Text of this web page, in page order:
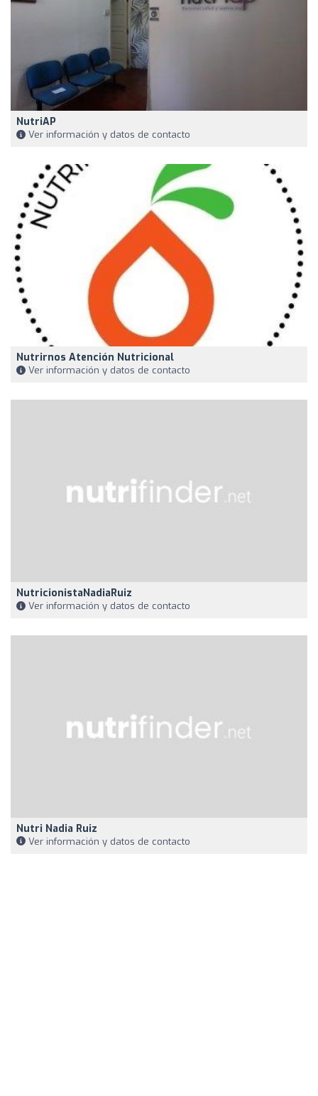
NutriAP
Ver información y datos de contacto
Nutrirnos Atención Nutricional
Ver información y datos de contacto
NutricionistaNadiaRuiz
Ver información y datos de contacto
Nutri Nadia Ruiz
Ver información y datos de contacto